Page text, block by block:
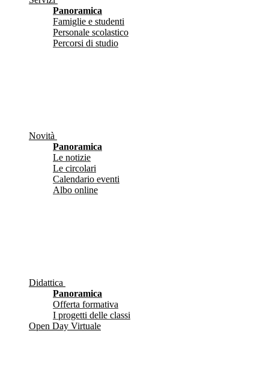
Panoramica
Famiglie e studenti
Personale scolastico
Percorsi di studio
Novità
Panoramica
Le notizie
Le circolari
Calendario eventi
Albo online
Didattica
Panoramica
Offerta formativa
I progetti delle classi
Open Day Virtuale